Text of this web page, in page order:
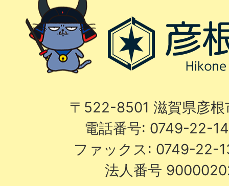
〒522-8501 滋賀県彦
電話番号: 0749-22-
ファックス: 0749-22-
法人番号